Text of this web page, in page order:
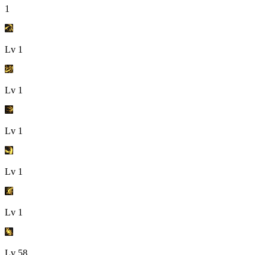
1
Lv 1
Lv 1
Lv 1
Lv 1
Lv 1
Lv 58